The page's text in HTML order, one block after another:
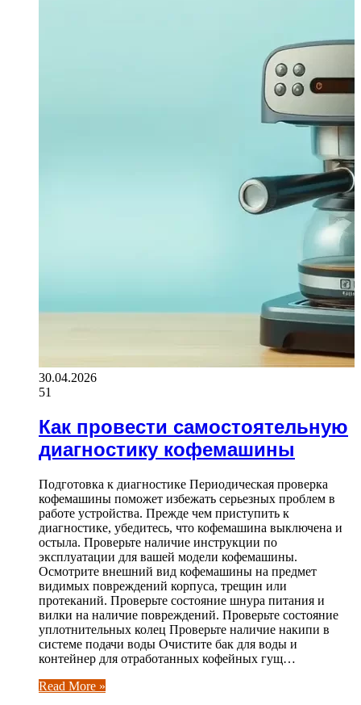
30.04.2026
51
Как провести самостоятельную
диагностику кофемашины
Подготовка к диагностике Периодическая проверка
кофемашины поможет избежать серьезных проблем в
работе устройства. Прежде чем приступить к
диагностике, убедитесь, что кофемашина выключена и
остыла. Проверьте наличие инструкции по
эксплуатации для вашей модели кофемашины.
Осмотрите внешний вид кофемашины на предмет
видимых повреждений корпуса, трещин или
протеканий. Проверьте состояние шнура питания и
вилки на наличие повреждений. Проверьте состояние
уплотнительных колец Проверьте наличие накипи в
системе подачи воды Очистите бак для воды и
контейнер для отработанных кофейных гущ…
Read More »